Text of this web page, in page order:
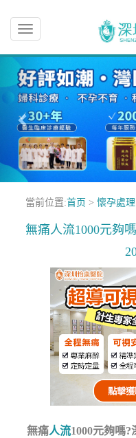
Toggle
navigation
當前位置:首页 > 懷孕處理
無痛人流1000元夠
無痛人流1000元夠嗎?